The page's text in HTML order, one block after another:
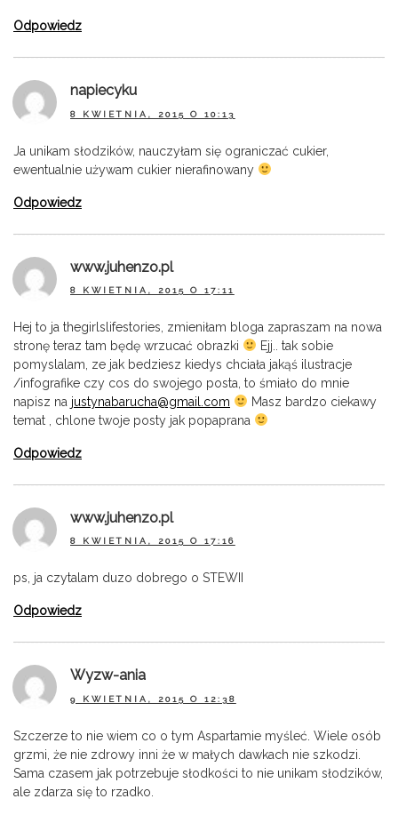
Odpowiedz
napiecyku
8 KWIETNIA, 2015 O 10:13
Ja unikam słodzików, nauczyłam się ograniczać cukier,
ewentualnie używam cukier nierafinowany
Odpowiedz
www.juhenzo.pl
8 KWIETNIA, 2015 O 17:11
Hej to ja thegirlslifestories, zmieniłam bloga zapraszam na nowa
stronę teraz tam będę wrzucać obrazki
Ejj.. tak sobie
pomyslalam, ze jak bedziesz kiedys chciała jakąś ilustracje
/infografike czy cos do swojego posta, to śmiało do mnie
napisz na justynabarucha@gmail.com
Masz bardzo ciekawy
temat , chlone twoje posty jak popaprana
Odpowiedz
www.juhenzo.pl
8 KWIETNIA, 2015 O 17:16
ps, ja czytalam duzo dobrego o STEWII
Odpowiedz
Wyzw-ania
9 KWIETNIA, 2015 O 12:38
Szczerze to nie wiem co o tym Aspartamie myśleć. Wiele osób
grzmi, że nie zdrowy inni że w małych dawkach nie szkodzi.
Sama czasem jak potrzebuje słodkości to nie unikam słodzików,
ale zdarza się to rzadko.